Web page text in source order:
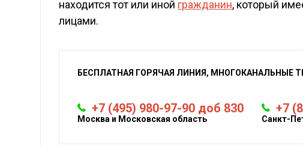
находится тот или иной гражданин, который
лицами.
БЕСПЛАТНАЯ ГОРЯЧАЯ ЛИНИЯ, МНОГОКАНАЛЬНЫЕ
+7 (495) 980-97-90 доб 830
Москва и Московская область
+7
Санкт-